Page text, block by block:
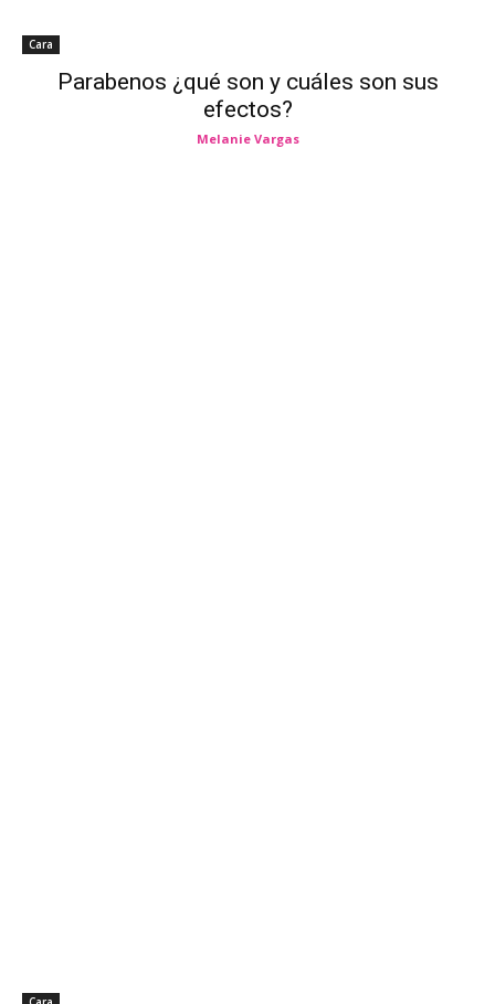
Cara
Parabenos ¿qué son y cuáles son sus
efectos?
Melanie Vargas